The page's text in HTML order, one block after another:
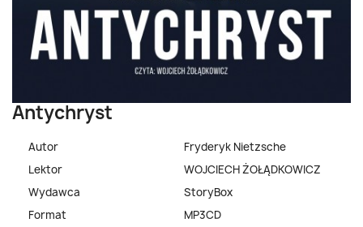
Antychryst
Autor
Fryderyk Nietzsche
Lektor
WOJCIECH ŻOŁĄDKOWICZ
Wydawca
StoryBox
Format
MP3CD